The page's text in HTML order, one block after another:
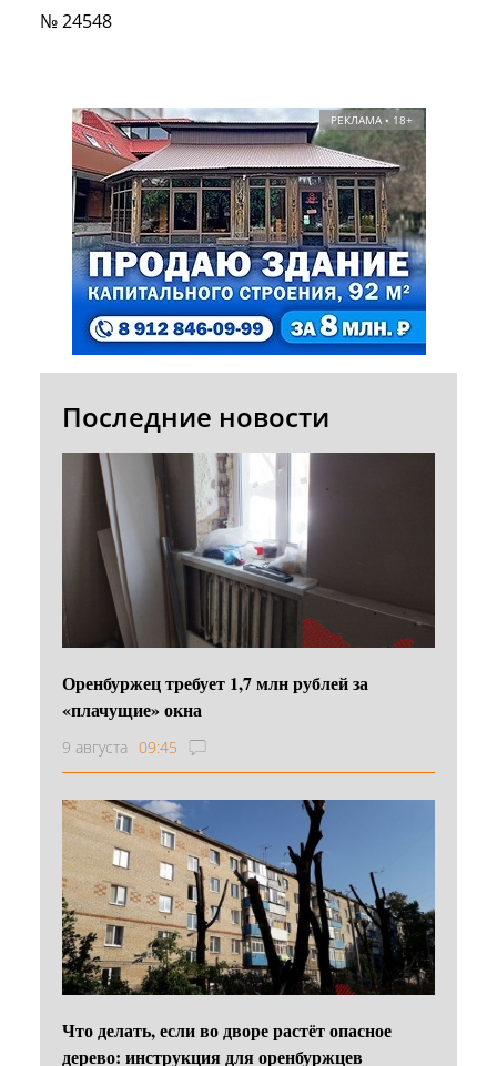
№ 24548
РЕКЛАМА • 18+
Последние новости
Оренбуржец требует 1,7 млн рублей за
«плачущие» окна
9 августа 09:45
Что делать, если во дворе растёт опасное
дерево: инструкция для оренбуржцев